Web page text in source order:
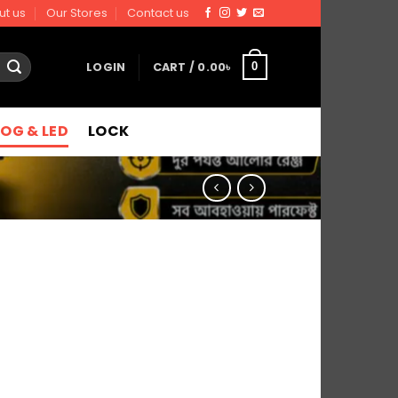
us Our Stores Contact us
LOGIN CART / 0.00৳ 0
& LED LOCK